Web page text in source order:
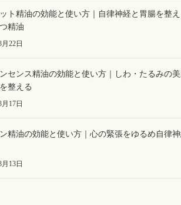
ト精油の効能と使い方｜自律神経と胃腸を整
精油
22日
センス精油の効能と使い方｜しわ・たるみの
整える
17日
精油の効能と使い方｜心の緊張をゆるめ自律
月13日